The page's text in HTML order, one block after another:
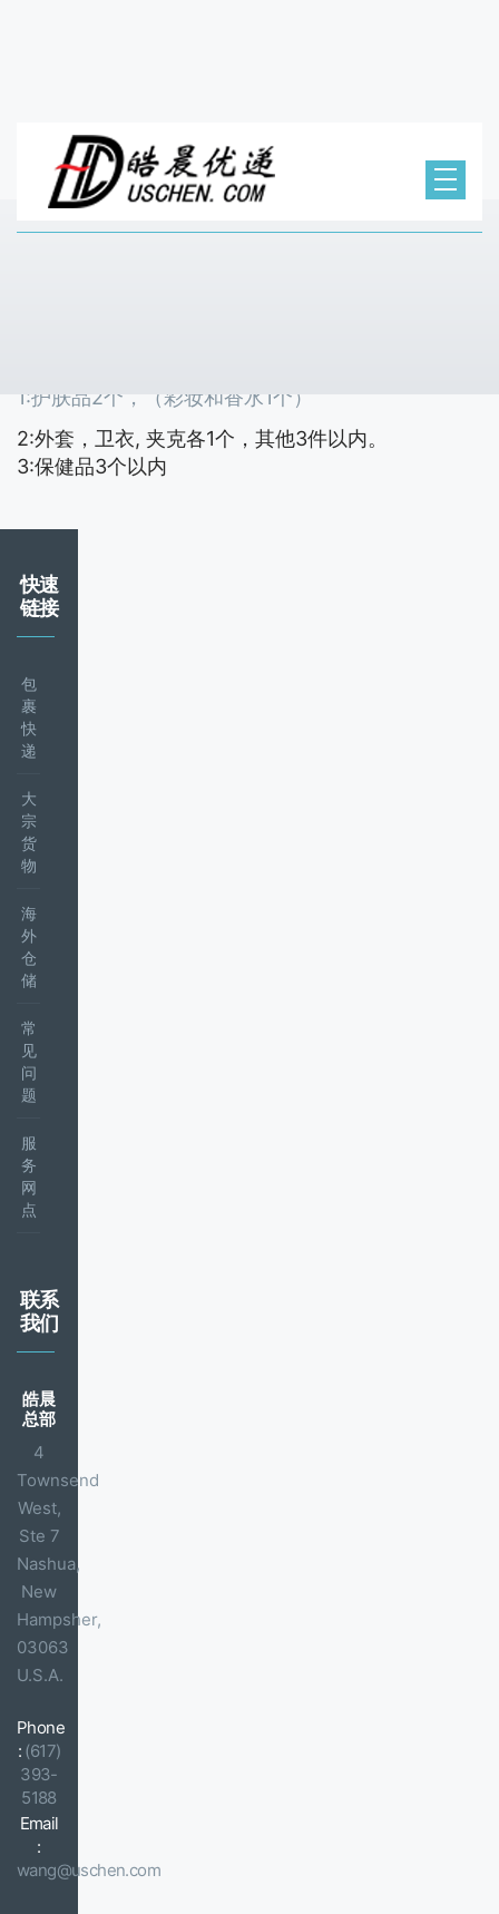
1:护肤品2个，（彩妆和香水1个）
2:外套，卫衣, 夹克各1个，其他3件以内。
3:保健品3个以内
快速
链接
包
裹
快
递
大
宗
货
物
海
外
仓
储
常
见
问
题
服
务
网
点
联系
我们
皓晨
总部
4
Townsend
West,
Ste 7
Nashua,
New
Hampsher,
03063
U.S.A.
Phone
: (617)
393-
5188
Email
:
wang@uschen.com